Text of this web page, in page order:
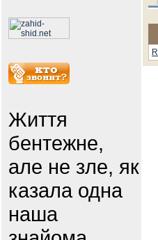
Життя
бентежне,
але не зле, як
казала одна
наша